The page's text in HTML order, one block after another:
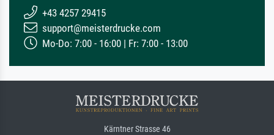
+43 4257 29415
support@meisterdrucke.com
Mo-Do: 7:00 - 16:00 | Fr: 7:00 - 13:00
Kärntner Strasse 46